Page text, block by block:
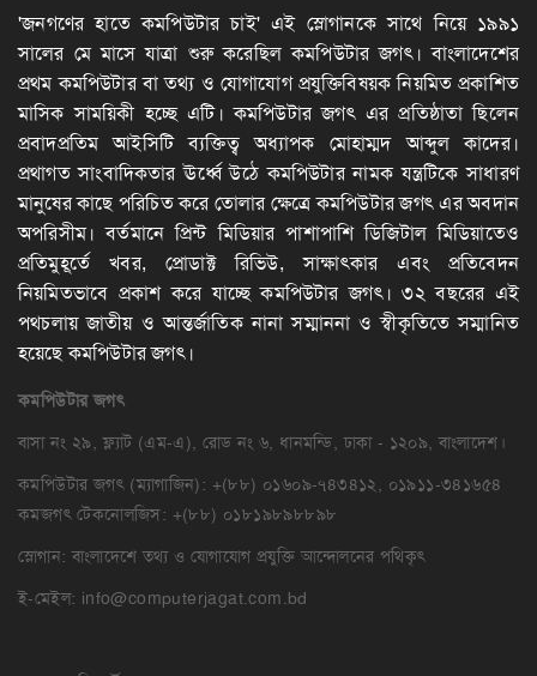
'জনগণের হাতে কমপিউটার চাই' এই স্লোগানকে সাথে নিয়ে ১৯৯১
সালের মে মাসে যাত্রা শুরু করেছিল কমপিউটার জগৎ। বাংলাদেশের
প্রথম কমপিউটার বা তথ্য ও যোগাযোগ প্রযুক্তিবিষয়ক নিয়মিত প্রকাশিত
মাসিক সাময়িকী হচ্ছে এটি। কমপিউটার জগৎ এর প্রতিষ্ঠাতা ছিলেন
প্রবাদপ্রতিম আইসিটি ব্যক্তিত্ব অধ্যাপক মোহাম্মদ আব্দুল কাদের।
প্রথাগত সাংবাদিকতার ঊর্ধ্বে উঠে কমপিউটার নামক যন্ত্রটিকে সাধারণ
মানুষের কাছে পরিচিত করে তোলার ক্ষেত্রে কমপিউটার জগৎ এর অবদান
অপরিসীম। বর্তমানে প্রিন্ট মিডিয়ার পাশাপাশি ডিজিটাল মিডিয়াতেও
প্রতিমুহূর্তে খবর, প্রোডাক্ট রিভিউ, সাক্ষাৎকার এবং প্রতিবেদন
নিয়মিতভাবে প্রকাশ করে যাচ্ছে কমপিউটার জগৎ। ৩২ বছরের এই
পথচলায় জাতীয় ও আন্তর্জাতিক নানা সম্মাননা ও স্বীকৃতিতে সম্মানিত
হয়েছে কমপিউটার জগৎ।
কমপিউটারজগৎ
বাসা নং ২৯, ফ্ল্যাট (এম-এ), রোড নং ৬, ধানমন্ডি, ঢাকা - ১২০৯, বাংলাদেশ।
কমপিউটার জগৎ (ম্যাগাজিন): +(৮৮) ০১৬০৯-৭৪৩৪১২, ০১৯১১-৩৪১৬৫৪
কমজগৎ টেকনোলজিস: +(৮৮) ০১৮১৯৮৯৮৮৯৮
স্লোগান: বাংলাদেশে তথ্য ও যোগাযোগ প্রযুক্তি আন্দোলনের পথিকৃৎ
ই-মেইল: info@computerjagat.com.bd